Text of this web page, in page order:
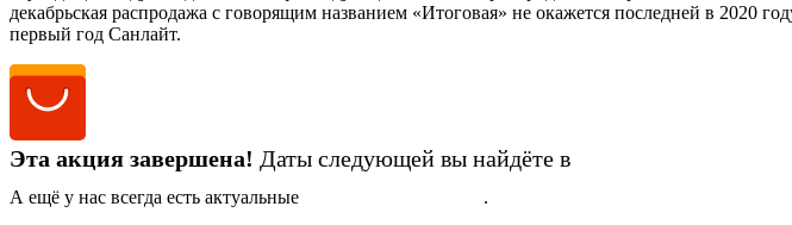
декабрьская распродажа с говорящим названием «Итоговая» не окажется последней в
первый год Санлайт.
Эта акция завершена! Даты следующей вы найдёте в
А ещё у нас всегда есть актуальные
.